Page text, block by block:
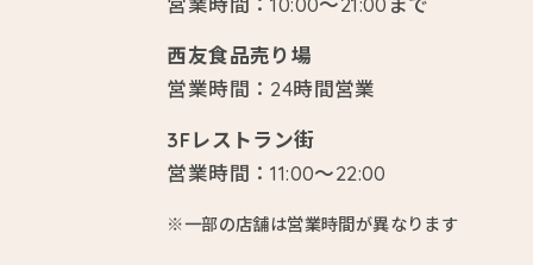
西友食品売り場
営業時間：24時間営業
3Fレストラン街
営業時間：11:00～22:00
※一部の店舗は営業時間が異なります